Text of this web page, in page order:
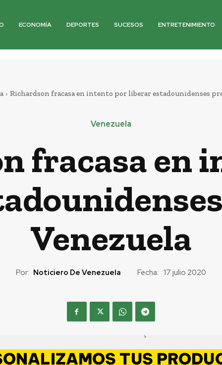
ECONOMÍA DEPORTES SUCESOS ENTRETENIMIENTO
Richardson fracasa en intento por liberar estadounidenses
Venezuela
fracasa en
Venezuela
Por: Noticiero De Venezuela Fecha: 17 julio 2020